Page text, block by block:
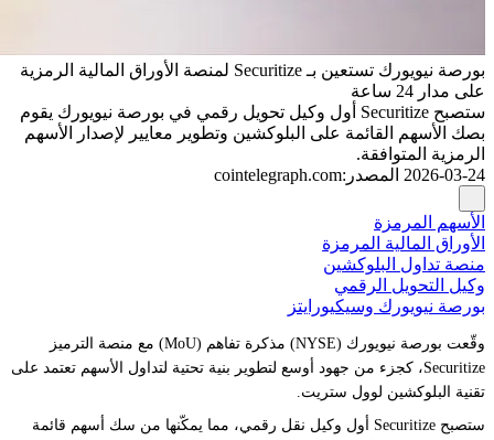
بورصة نيويورك تستعين بـ Securitize لمنصة الأوراق المالية الرمزية
على مدار 24 ساعة
ستصبح Securitize أول وكيل تحويل رقمي في بورصة نيويورك يقوم
بصك الأسهم القائمة على البلوكشين وتطوير معايير لإصدار الأسهم
الرمزية المتوافقة.
2026-03-24 المصدر :
cointelegraph.com
الأسهم المرمزة
الأوراق المالية المرمزة
منصة تداول البلوكشين
وكيل التحويل الرقمي
بورصة نيويورك وسيكيورايتز
وقّعت بورصة نيويورك (NYSE) مذكرة تفاهم (MoU) مع منصة الترميز
Securitize، كجزء من جهود أوسع لتطوير بنية تحتية لتداول الأسهم تعتمد على
تقنية البلوكشين لوول ستريت.
ستصبح Securitize أول وكيل نقل رقمي، مما يمكّنها من سك أسهم قائمة